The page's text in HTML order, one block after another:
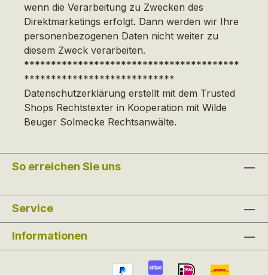
wenn die Verarbeitung zu Zwecken des
Direktmarketings erfolgt. Dann werden wir Ihre
personenbezogenen Daten nicht weiter zu
diesem Zweck verarbeiten.
****************************************
****************************
Datenschutzerklärung erstellt mit dem Trusted
Shops Rechtstexter in Kooperation mit Wilde
Beuger Solmecke Rechtsanwälte.
So erreichen Sie uns
Service
Informationen